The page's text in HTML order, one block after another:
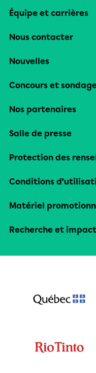
Équipe et carrières
Nous contacter
Nouvelles
Concours et
Nos partenaires
Salle de presse
Protection des
Conditions
Matériel
Recherche et impact